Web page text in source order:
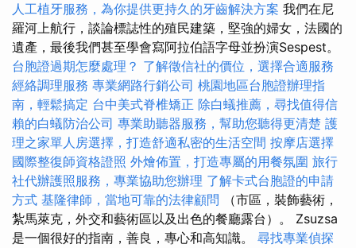
人工植牙服務，為你提供更持久的牙齒解決方案 我們在尼
羅河上航行，談論標誌性的殖民建築，堅強的婦女，法國的
遺產，最後我們甚至學會寫阿拉伯語字母並扮演Sespest。
台胞證過期怎麼處理？ 了解徵信社的價位，選擇合適服務
經絡調理服務 專業網路行銷公司 桃園地區台胞證辦理指
南，輕鬆搞定 台中美式脊椎矯正 除白蟻推薦，尋找值得信
賴的白蟻防治公司 專業助聽器服務，幫助您聽得更清楚 護
理之家單人房選擇，打造舒適私密的生活空間 按摩店選擇
國際整復師資格證照 外燴佈置，打造專屬的用餐氛圍 旅行
社代辦護照服務，專業協助您辦理 了解卡式台胞證的申請
方式 基隆律師，當地可靠的法律顧問 （市區，裝飾藝術，
紮馬萊克，外交和藝術區以及出色的餐廳露台）。 Zsuzsa
是一個很好的指南，善良，專心和高知識。 尋找專業偵探